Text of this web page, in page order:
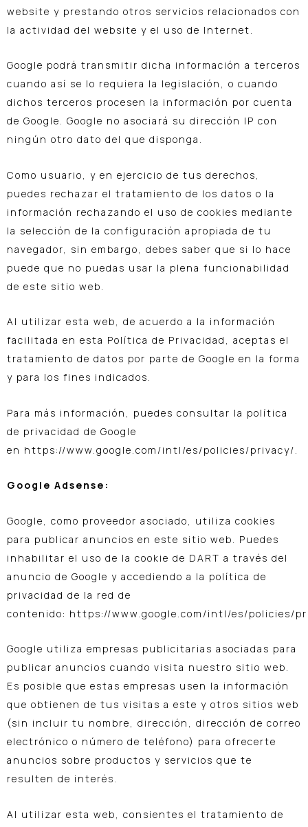
website y prestando otros servicios relacionados con
la actividad del website y el uso de Internet.
Google podrá transmitir dicha información a terceros
cuando así se lo requiera la legislación, o cuando
dichos terceros procesen la información por cuenta
de Google. Google no asociará su dirección IP con
ningún otro dato del que disponga.
Como usuario, y en ejercicio de tus derechos,
puedes rechazar el tratamiento de los datos o la
información rechazando el uso de cookies mediante
la selección de la configuración apropiada de tu
navegador, sin embargo, debes saber que si lo hace
puede que no puedas usar la plena funcionabilidad
de este sitio web.
Al utilizar esta web, de acuerdo a la información
facilitada en esta Política de Privacidad, aceptas el
tratamiento de datos por parte de Google en la forma
y para los fines indicados.
Para más información, puedes consultar la política
de privacidad de Google
en https://www.google.com/intl/es/policies/privacy/
Google Adsense:
Google, como proveedor asociado, utiliza cookies
para publicar anuncios en este sitio web. Puedes
inhabilitar el uso de la cookie de DART a través del
anuncio de Google y accediendo a la política de
privacidad de la red de
contenido: https://www.google.com/intl/es/policies/
Google utiliza empresas publicitarias asociadas para
publicar anuncios cuando visita nuestro sitio web.
Es posible que estas empresas usen la información
que obtienen de tus visitas a este y otros sitios web
(sin incluir tu nombre, dirección, dirección de correo
electrónico o número de teléfono) para ofrecerte
anuncios sobre productos y servicios que te
resulten de interés.
Al utilizar esta web, consientes el tratamiento de